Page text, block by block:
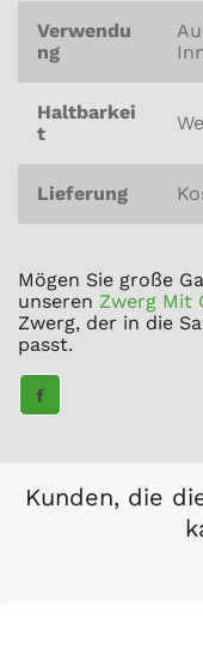
Verwendu
ng
Haltbarkei
t
Lieferung
Mögen Sie große
unseren Zwerg Mit
Zwerg, der in die
passt.
TEILE
AUF
Kunden, die